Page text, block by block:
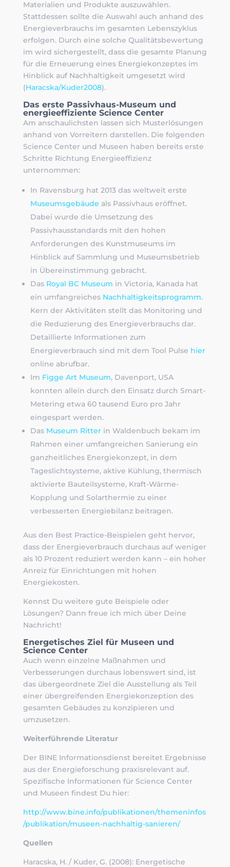
Materialien und Produkte auszuwählen.
Stattdessen sollte die Auswahl auch anhand des
Energieverbrauchs im gesamten Lebenszyklus
erfolgen. Durch eine solche Qualitätsbewertung
im wird sichergestellt, dass die gesamte Planung
für die Erneuerung eines Energiekonzeptes im
Hinblick auf Nachhaltigkeit umgesetzt wird
(Haracska/Kuder2008).
Das erste Passivhaus-Museum und
energieeffiziente Science Center
Am anschaulichsten lassen sich Musterlösungen
anhand von Vorreitern darstellen. Die folgenden
Science Center und Museen haben bereits erste
Schritte Richtung Energieeffizienz
unternommen:
In Ravensburg hat 2013 das weltweit erste
Museumsgebäude als Passivhaus eröffnet.
Dabei wurde die Umsetzung des
Passivhausstandards mit den hohen
Anforderungen des Kunstmuseums im
Hinblick auf Sammlung und Museumsbetrieb
in Übereinstimmung gebracht.
Das Royal BC Museum in Victoria, Kanada hat
ein umfangreiches Nachhaltigkeitsprogramm.
Kern der Aktivitäten stellt das Monitoring und
die Reduzierung des Energieverbrauchs dar.
Detaillierte Informationen zum
Energieverbrauch sind mit dem Tool Pulse hier
online abrufbar.
Im Figge Art Museum, Davenport, USA
konnten allein durch den Einsatz durch Smart-
Metering etwa 60 tausend Euro pro Jahr
eingespart werden.
Das Museum Ritterin Waldenbuch bekam im
Rahmen einer umfangreichen Sanierung ein
ganzheitliches Energiekonzept, in dem
Tageslichtsysteme, aktive Kühlung, thermisch
aktivierte Bauteilsysteme, Kraft-Wärme-
Kopplung und Solarthermie zu einer
verbesserten Energiebilanz beitragen.
Aus den Best Practice-Beispielen geht hervor,
dass der Energieverbrauch durchaus auf weniger
als 10 Prozent reduziert werden kann – ein hoher
Anreiz für Einrichtungen mit hohen
Energiekosten.
Kennst Du weitere gute Beispiele oder
Lösungen? Dann freue ich mich über Deine
Nachricht!
Energetisches Ziel für Museen und
Science Center
Auch wenn einzelne Maßnahmen und
Verbesserungen durchaus lobenswert sind, ist
das übergeordnete Ziel die Ausstellung als Teil
einer übergreifenden Energiekonzeption des
gesamten Gebäudes zu konzipieren und
umzusetzen.
Weiterführende Literatur
Der BINE Informationsdienst bereitet Ergebnisse
aus der Energieforschung praxisrelevant auf.
Spezifische Informationen für Science Center
und Museen findest Du hier:
http://www.bine.info/publikationen/themeninfos
/publikation/museen-nachhaltig-sanieren/
Quellen
Haracska, H. / Kuder, G. (2008): Energetische